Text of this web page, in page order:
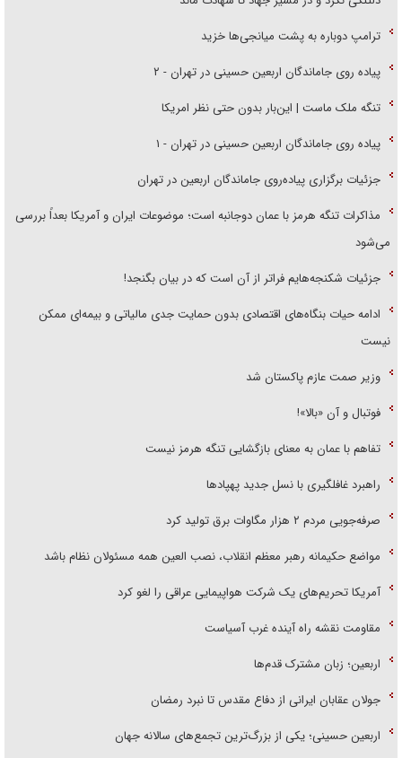
ترامپ دوباره به پشت میانجی‌ها خزید
پیاده روی جاماندگان اربعین حسینی در تهران - ۲
تنگه ملک ماست | این‌بار بدون حتی نظر امریکا
پیاده روی جاماندگان اربعین حسینی در تهران - ۱
جزئیات برگزاری پیاده‌روی جاماندگان اربعین در تهران
مذاکرات تنگه هرمز با عمان دوجانبه است؛ موضوعات ایران و آمریکا بعداً بررسی
می‌شود
جزئیات شکنجه‌هایم فراتر از آن است که در بیان بگنجد!
ادامه حیات بنگاه‌های اقتصادی بدون حمایت جدی مالیاتی و بیمه‌ای ممکن
نیست
وزیر صمت عازم پاکستان شد
فوتبال و آن «بالا»!
تفاهم با عمان به معنای بازگشایی تنگه هرمز نیست
راهبرد غافلگیری با نسل جدید پهپاد‌ها
صرفه‌جویی مردم ۲ هزار مگاوات برق تولید کرد
مواضع حکیمانه رهبر معظم انقلاب، نصب العین همه مسئولان نظام باشد
آمریکا تحریم‌های یک شرکت هواپیمایی عراقی را لغو کرد
مقاومت نقشه راه آینده غرب آسیاست
اربعین؛ زبان مشترک قدم‌ها
جولان عقابان ایرانی از دفاع مقدس تا نبرد رمضان
اربعین حسینی؛ یکی از بزرگ‌ترین تجمع‌های سالانه جهان